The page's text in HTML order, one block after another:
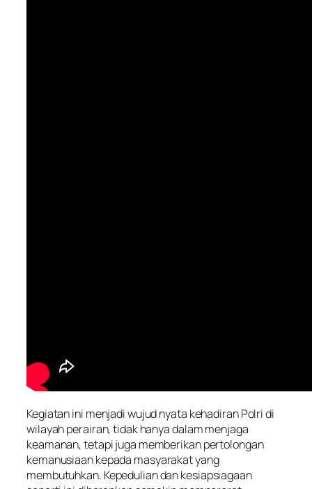
Kegiatan ini menjadi wujud nyata kehadiran Polri di
wilayah perairan, tidak hanya dalam menjaga
keamanan, tetapi juga memberikan pertolongan
kemanusiaan kepada masyarakat yang
membutuhkan. Kepedulian dan kesiapsiagaan